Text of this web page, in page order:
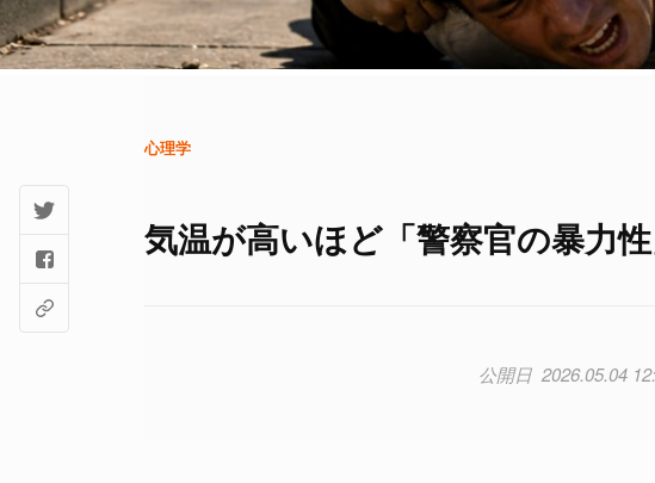
心理学
気温が高いほど「警察官の暴力
2026.05.04